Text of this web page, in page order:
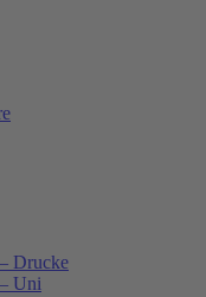
Drucke
Uni